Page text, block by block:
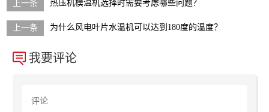
热压机模温机选择时需要考虑哪些问题？
为什么风电叶片水温机可以达到180度的温度？
我要评论